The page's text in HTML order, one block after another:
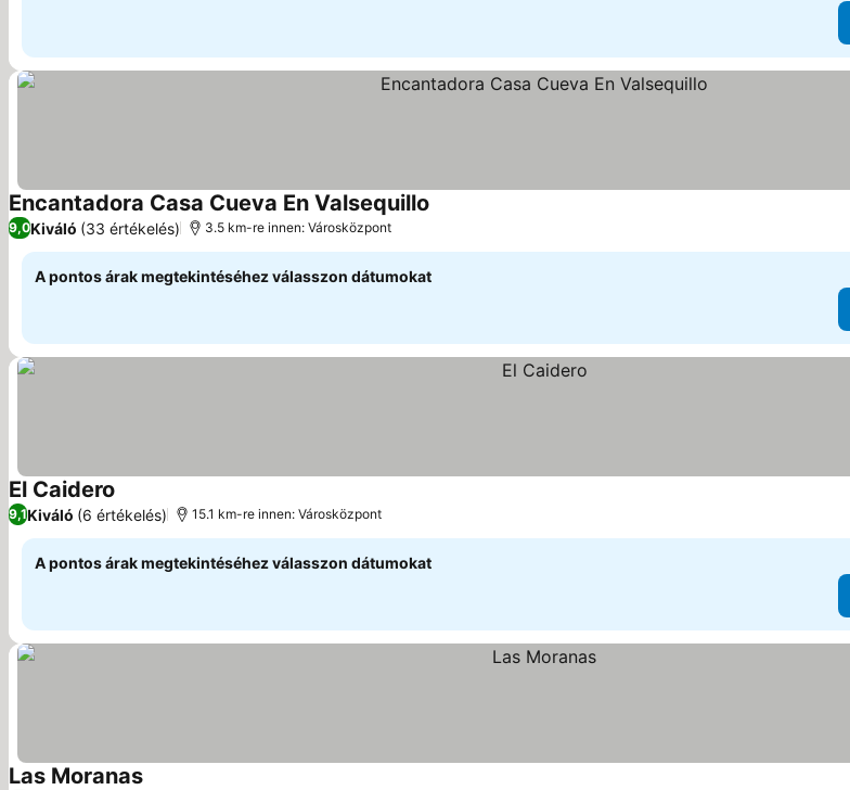
Encantadora Casa Cueva En Valsequillo
9,0Kiváló (33 értékelés) 3.5 km-re innen: Városközpont
A pontos árak megtekintéséhez válasszon dátumokat
El Caidero
9,1Kiváló (6 értékelés) 15.1 km-re innen: Városközpont
A pontos árak megtekintéséhez válasszon dátumokat
Las Moranas